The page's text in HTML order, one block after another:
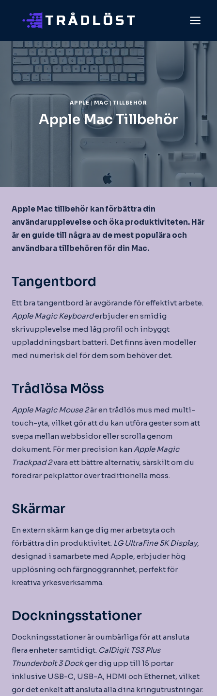
APPLE| MAC|TILLBEHÖR
Apple Mac Tillbehör
Apple Mac tillbehör kan förbättra din
användarupplevelse och öka produktiviteten. Här
är en guide till några av de mest populära och
användbara tillbehören för din Mac.
Tangentbord
Ett bra tangentbord är avgörande för effektivt arbete.
Apple Magic Keyboarderbjuder en smidig
skrivupplevelse med låg profil och inbyggt
uppladdningsbart batteri. Det finns även modeller
med numerisk del för dem som behöver det.
Trådlösa Möss
Apple Magic Mouse 2är en trådlös mus med multi-
touch-yta, vilket gör att du kan utföra gester som att
svepa mellan webbsidor eller scrolla genom
dokument. För mer precision kan Apple Magic
Trackpad 2vara ett bättre alternativ, särskilt om du
föredrar pekplattor över traditionella möss.
Skärmar
En extern skärm kan ge dig mer arbetsyta och
förbättra din produktivitet. LG UltraFine 5K Display,
designad i samarbete med Apple, erbjuder hög
upplösning och färgnoggrannhet, perfekt för
kreativa yrkesverksamma.
Dockningsstationer
Dockningsstationer är oumbärliga för att ansluta
flera enheter samtidigt. CalDigit TS3 Plus
Thunderbolt 3 Dockger dig upp till 15 portar
inklusive USB-C, USB-A, HDMI och Ethernet, vilket
gör det enkelt att ansluta alla dina kringutrustningar.